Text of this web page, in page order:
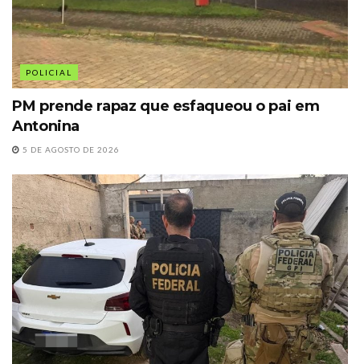
POLICIAL
PM prende rapaz que esfaqueou o pai em
Antonina
5 DE AGOSTO DE 2026